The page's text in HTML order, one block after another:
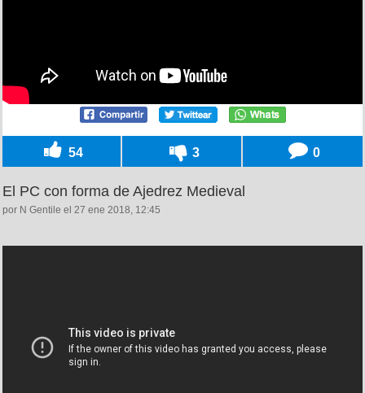
54 3 0
El PC con forma de Ajedrez Medieval
por N Gentile el 27 ene 2018, 12:45